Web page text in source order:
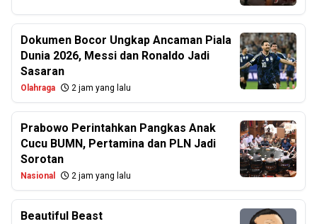
Dokumen Bocor Ungkap Ancaman Piala
Dunia 2026, Messi dan Ronaldo Jadi
Sasaran
Olahraga 2 jam yang lalu
Prabowo Perintahkan Pangkas Anak
Cucu BUMN, Pertamina dan PLN Jadi
Sorotan
Nasional 2 jam yang lalu
Beautiful Beast